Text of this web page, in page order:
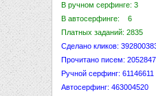
В ручном серфинге: 3
В автосерфинге: 6
Платных заданий: 2835
Сделано кликов:
Прочитано писем:
Ручной серфинг: 61146611
Автосерфинг: 463004520